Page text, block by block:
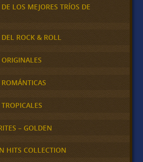
LOS MEJORES TRÍOS DE
ROCK & ROLL
– GOLDEN
HITS COLLECTION